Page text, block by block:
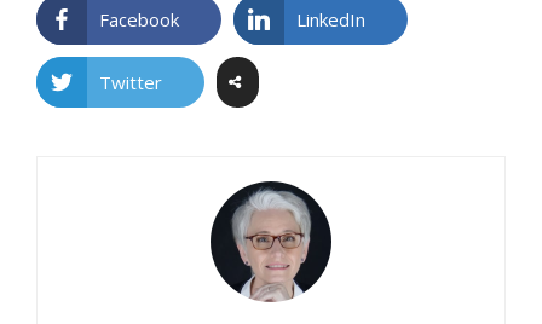
Facebook LinkedIn
Twitter